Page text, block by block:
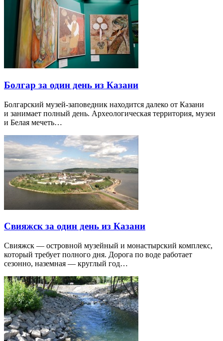
Болгар за один день из Казани
Болгарский музей-заповедник находится далеко от Казани
и занимает полный день. Археологическая территория, музеи
и Белая мечеть…
Свияжск за один день из Казани
Свияжск — островной музейный и монастырский комплекс,
который требует полного дня. Дорога по воде работает
сезонно, наземная — круглый год…